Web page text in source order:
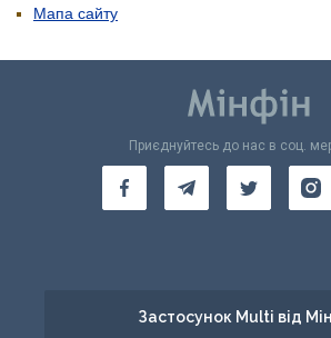
Мапа сайту
Приєднуйтесь до нас в соц.
Застосунок Multi від